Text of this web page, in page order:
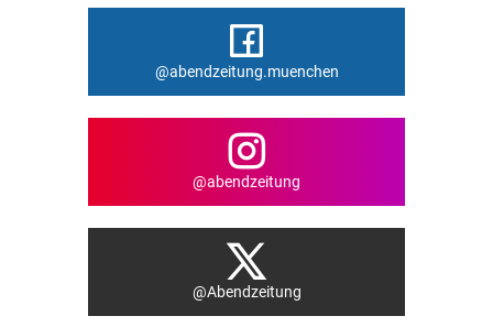
@abendzeitung.muenchen
@abendzeitung
@Abendzeitung